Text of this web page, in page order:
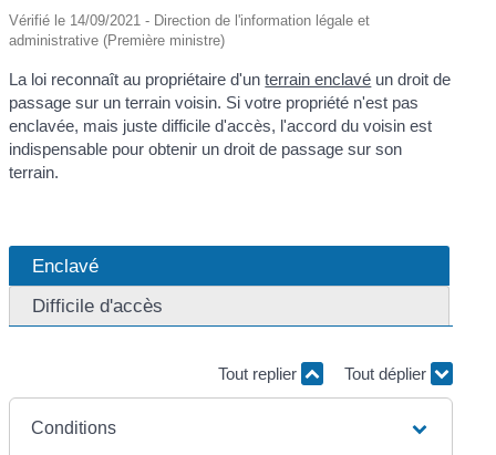
Vérifié le 14/09/2021 - Direction de l'information légale et
administrative (Première ministre)
La loi reconnaît au propriétaire d'unterrain enclavé un droit de
passage sur un terrain voisin. Si votre propriété n'est pas
enclavée, mais juste difficile d'accès, l'accord du voisin est
indispensable pour obtenir un droit de passage sur son
terrain.
Enclavé
Difficile d'accès
Tout replier Tout déplier
Conditions